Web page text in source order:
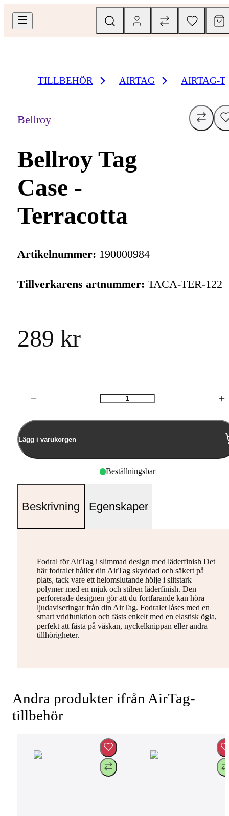
TILLBEHÖR AIRTAG AIRTAG-
Bellroy
Bellroy Tag
Case -
Terracotta
Artikelnummer: 190000984
Tillverkarens artnummer: TACA-TER-122
289 kr
Antal
Lägg i varukorgen
Beställningsbar
Beskrivning Egenskaper
Fodral för AirTag i slimmad design med läderfinish Det
här fodralet håller din AirTag skyddad och säkert på
plats, tack vare ett helomslutande hölje i slitstark
polymer med en mjuk och stilren läderfinish. Den
perforerade designen gör att du fortfarande kan höra
ljudaviseringar från din AirTag. Fodralet låses med en
smart vridfunktion och fästs enkelt med en elastisk ögla,
perfekt att fästa på väskan, nyckelknippan eller andra
tillhörigheter.
Andra produkter ifrån AirTag-
tillbehör